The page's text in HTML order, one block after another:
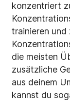
konzentriert
trainieren und
die meisten
zusätzliche
aus deinem
kannst du